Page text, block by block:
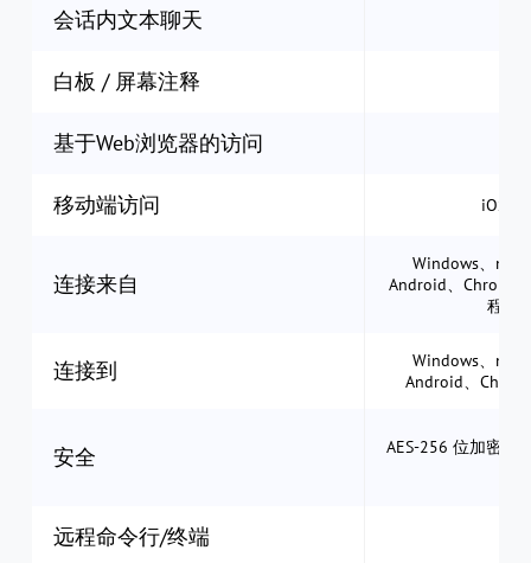
会话内文本聊天
白板 / 屏幕注释
基于Web浏览器的访问
移动端访问 iOS
连接来自
Windows、
Android、Chrome
程
连接到
Windows、
Android、
安全
AES-256 位加密 +
远程命令行/终端